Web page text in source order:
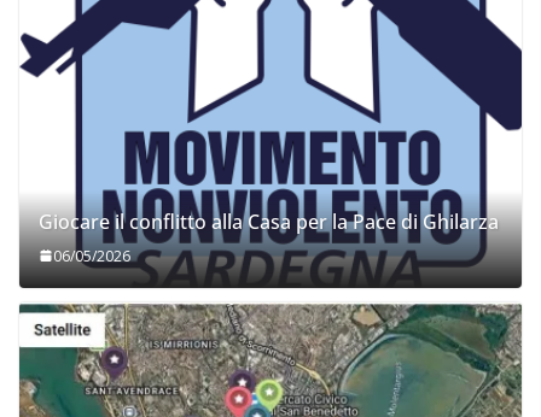
Giocare il conflitto alla Casa per la Pace di Ghilarza
06/05/2026